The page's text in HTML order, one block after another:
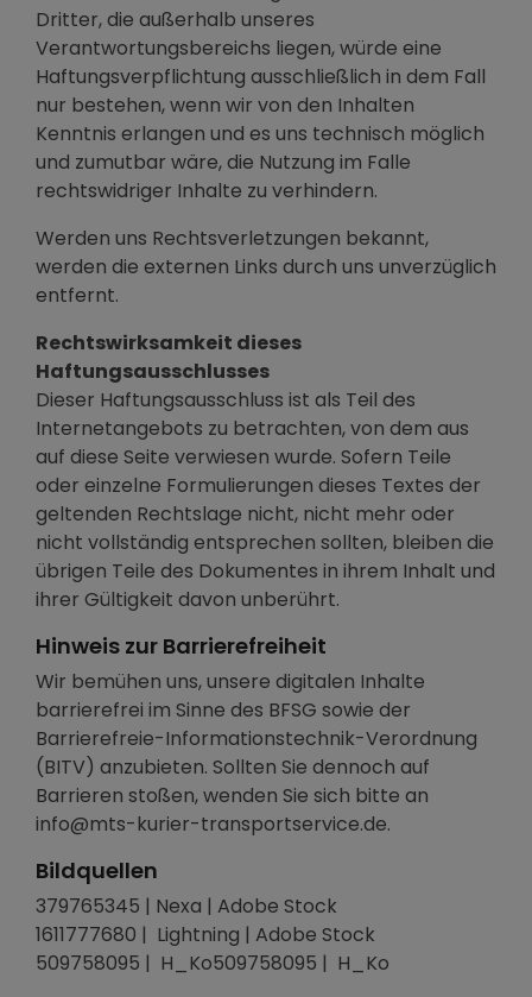
Dritter, die außerhalb unseres
Verantwortungsbereichs liegen, würde eine
Haftungsverpflichtung ausschließlich in dem Fall
nur bestehen, wenn wir von den Inhalten
Kenntnis erlangen und es uns technisch möglich
und zumutbar wäre, die Nutzung im Falle
rechtswidriger Inhalte zu verhindern.
Werden uns Rechtsverletzungen bekannt,
werden die externen Links durch uns unverzüglich
entfernt.
Rechtswirksamkeit dieses
Haftungsausschlusses
Dieser Haftungsausschluss ist als Teil des
Internetangebots zu betrachten, von dem aus
auf diese Seite verwiesen wurde. Sofern Teile
oder einzelne Formulierungen dieses Textes der
geltenden Rechtslage nicht, nicht mehr oder
nicht vollständig entsprechen sollten, bleiben die
übrigen Teile des Dokumentes in ihrem Inhalt und
ihrer Gültigkeit davon unberührt.
Hinweis zur Barrierefreiheit
Wir bemühen uns, unsere digitalen Inhalte
barrierefrei im Sinne des BFSG sowie der
Barrierefreie-Informationstechnik-Verordnung
(BITV) anzubieten. Sollten Sie dennoch auf
Barrieren stoßen, wenden Sie sich bitte an
info@mts-kurier-transportservice.de.
Bildquellen
379765345 | Nexa | Adobe Stock
1611777680 | Lightning | Adobe Stock
509758095 | H_Ko509758095 | H_Ko